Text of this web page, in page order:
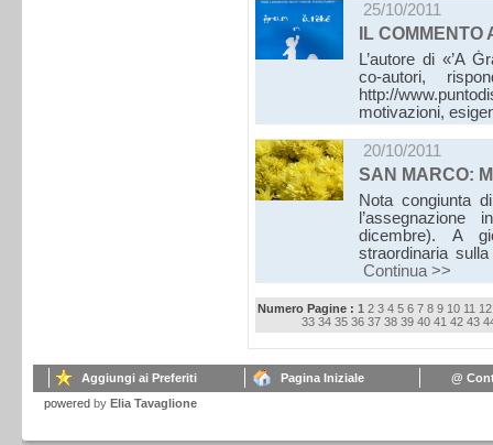
25/10/2011
IL
L’autore di «’A
co-autori,
http://
motivazioni,
20/10/2011
SAN MARCO:
Nota congiunta
dicembre). A
straordinaria
Continua >>
Numero Pagine : 1 2 3 4 5 6 7 8 9 10 11 12
33 34 35 36 37 38 39 40 41 42 43
Aggiungi ai Preferiti Pagina Iniziale
@
powered by Elia Tavaglione